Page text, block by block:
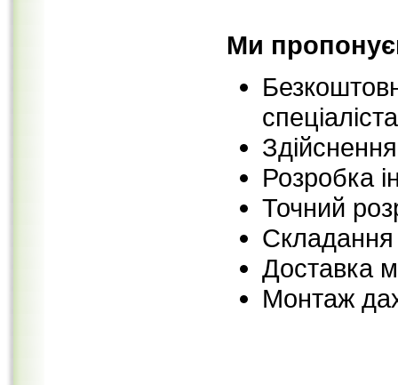
Ми
спеціаліста
Розробка
Точний
Доставка
Монтаж